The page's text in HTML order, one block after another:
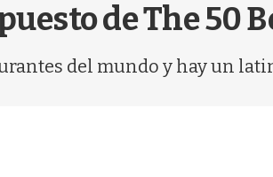
de The 50
del mundo y hay un